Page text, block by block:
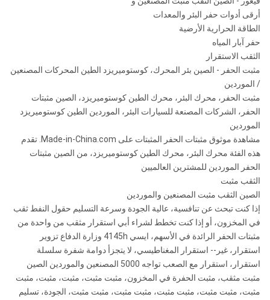
أرقى أدوات حفر البئر والمعدات
الطاقة الحرارية الأرضية
حفر آبار المياه
الثقب الاستقرار
مثبت الحفر - الصين بئر المحرك، كوستوميريزد الطين المحركات المصنعين
/ الموردين
مثبت الحفر، محرك البئر، محرك الطين كوستوميريزد، الصين مثبتات
الحفر، الشركات المصنعة للسيارات البئر، الموردين الطين كوستوميريزد
الموردين
مشاهدة موثوق مثبتات الحفر المثبتات على Made-in-China.com. تقدم
هذه الفئة محرك البئر، محرك الطين كوستوميريزد، من الصين مثبتات
الحفر الموردين للمشترين العالميين
الثقب مثبت
الصين الثقب مثبت المصنعين والموردين
إذا كنت تبحث عن تنافسية، عالية الجودة وسرعة التسليم حقول النفط ثقب
في المخزون، أو إذا كنت تخطط لشراء أبي استقرار مثقب من واحدة من
مثبتات الحفر الرائدة في الأسهم، ايسي 4145h وزارة الدفاع تزوير
استقرار، غير-- استقرار المغناطيسي، لا يتجزأ دوامة شفرة سلسلة
استقرار، استقرار مع الصعب تواجه 5000 المصنعين والموردين الصين
مثبت مثقب، مثبت الحفرة في المخزون، مثبت مثبت، مثبت، مثبت، مثبت
مثبت، مثبت مثبت، مثبت مثبت، مثبت مثبت، مثبت مثبت، الجودة، تسليم